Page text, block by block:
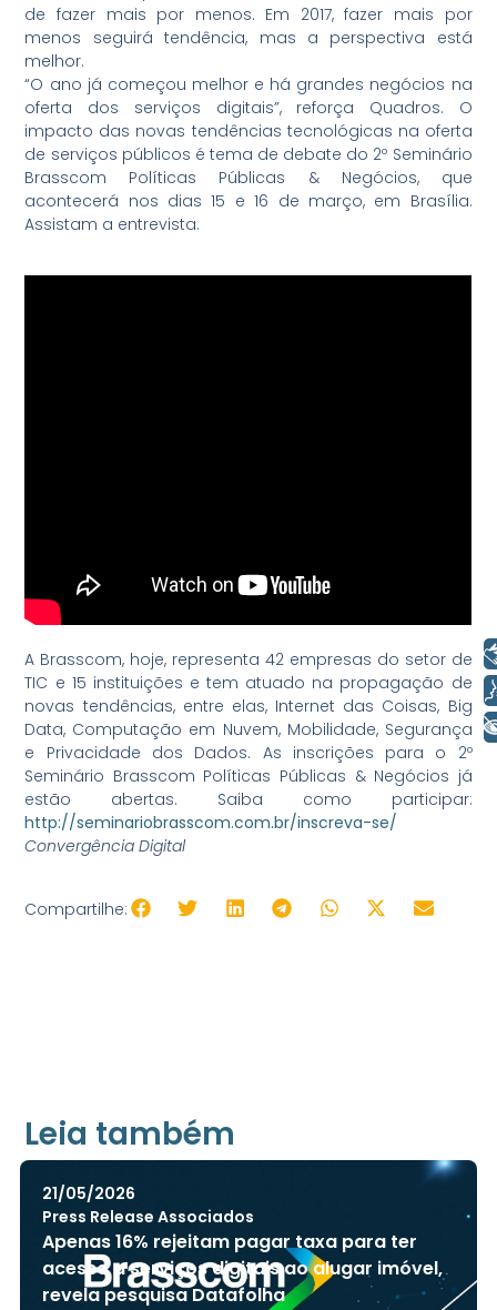
de fazer mais por menos. Em 2017, fazer mais por
menos seguirá tendência, mas a perspectiva está
melhor.
“O ano já começou melhor e há grandes negócios na
oferta dos serviços digitais”, reforça Quadros. O
impacto das novas tendências tecnológicas na oferta
de serviços públicos é tema de debate do 2º Seminário
Brasscom Políticas Públicas & Negócios, que
acontecerá nos dias 15 e 16 de março, em Brasília.
Assistam a entrevista.
A Brasscom, hoje, representa 42 empresas do setor de
TIC e 15 instituições e tem atuado na propagação de
novas tendências, entre elas, Internet das Coisas, Big
Data, Computação em Nuvem, Mobilidade, Segurança
e Privacidade dos Dados. As inscrições para o 2º
Seminário Brasscom Políticas Públicas & Negócios já
estão abertas. Saiba como participar:
http://seminariobrasscom.com.br/inscreva-se/
Convergência Digital
Compartilhe:
Leia também
21/05/2026
Press Release Associados
Apenas 16% rejeitam pagar taxa para ter
acesso a serviços digitais ao alugar imóvel,
revela pesquisa Datafolha
Libras
Voz
+ Acessibilidade